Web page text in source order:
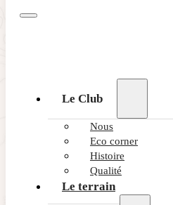
Le Club
Nous
Eco corner
Histoire
Qualité
Le terrain